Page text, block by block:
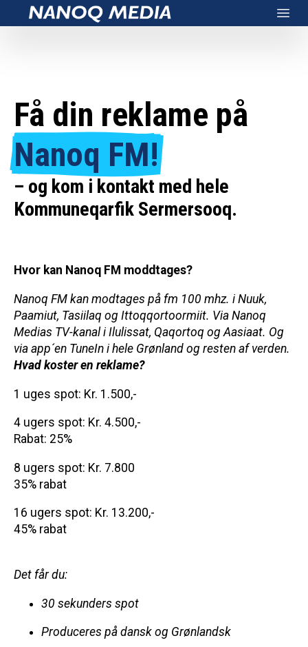
Nanoq Media
Få din reklame på
Nanoq FM!
– og kom i kontakt med hele
Kommuneqarfik Sermersooq.
Hvor kan Nanoq FM moddtages?
Nanoq FM kan modtages på fm 100 mhz. i Nuuk,
Paamiut, Tasiilaq og Ittoqqortoormiit. Via Nanoq
Medias TV-kanal i Ilulissat, Qaqortoq og Aasiaat. Og
via app´en TuneIn i hele Grønland og resten af verden.
Hvad koster en reklame?
1 uges spot: Kr. 1.500,-
4 ugers spot: Kr. 4.500,-
Rabat: 25%
8 ugers spot: Kr. 7.800
35% rabat
16 ugers spot: Kr. 13.200,-
45% rabat
Det får du:
30 sekunders spot
Produceres på dansk og Grønlandsk